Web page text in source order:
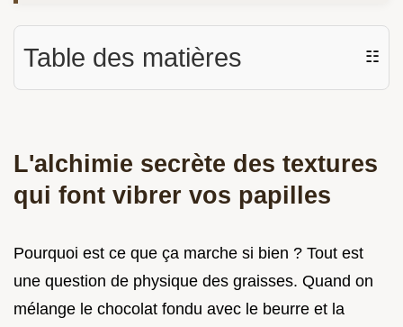
Table des matières ☷
L'alchimie secrète des textures
qui font vibrer vos papilles
Pourquoi est ce que ça marche si bien ? Tout est
une question de physique des graisses. Quand on
mélange le chocolat fondu avec le beurre et la